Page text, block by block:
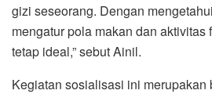
gizi seseorang. Dengan
mengatur pola makan dan aktivitas
tetap ideal,” sebut Ainil.
Kegiatan sosialisasi ini merupakan